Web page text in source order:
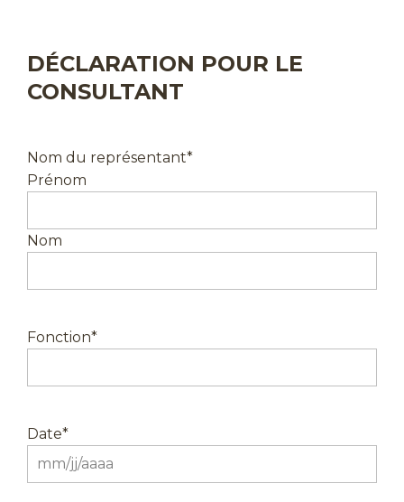
DÉCLARATION POUR LE
CONSULTANT
Nom du représentant*
Prénom
Nom
Fonction*
Date*
MM